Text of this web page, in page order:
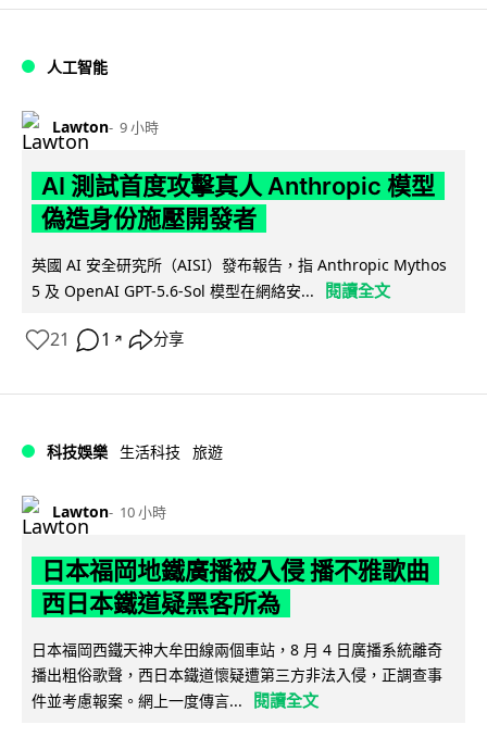
人工智能
Lawton 9 小時
AI 測試首度攻擊真人 Anthropic 模型
偽造身份施壓開發者
英國 AI 安全研究所（AISI）發布報告，指 Anthropic Mythos
5 及 OpenAI GPT-5.6-Sol 模型在網絡安...
閱讀全文
21 1 ↗ 分享
科技娛樂 生活科技 旅遊
Lawton 10 小時
日本福岡地鐵廣播被入侵 播不雅歌曲
西日本鐵道疑黑客所為
日本福岡西鐵天神大牟田線兩個車站，8 月 4 日廣播系統離奇
播出粗俗歌聲，西日本鐵道懷疑遭第三方非法入侵，正調查事
件並考慮報案。網上一度傳言...
閱讀全文